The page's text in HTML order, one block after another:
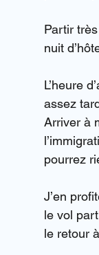
Partir
nuit
L’heure
assez
Arriver à
pourrez
J’en
le vol
le retour